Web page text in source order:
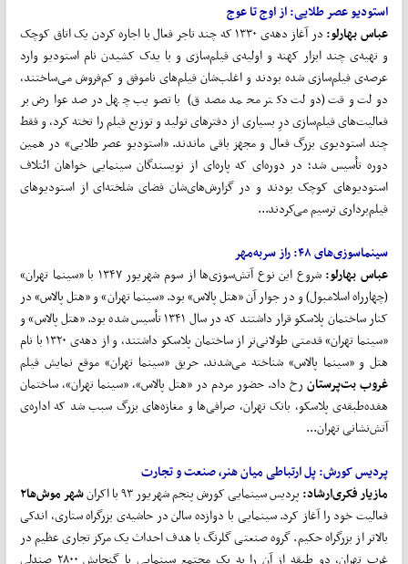
استودیو عصر طلایی: از اوج تا عوج
عباس بهارلو:
در آغاز دهه‌ی ۱۳۳۰ که چند تاجر فعال با اجاره کردن یک اتاق کوچک
و تهیه‌ی چند ابزار کهنه و اولیه‌ی فیلم‌سازی و با یدک کشیدن نام استودیو وارد
عرصه‌ی فیلم‌سازی شده بودند و اغلب‌شان فیلم‌های ناموفق و کم‌فروش می‌ساختند،
دولت وقت (دولت دکتر محمد مصدق) با تصویب چهل درصد عوارض بر
فعالیت‌های فیلم‌سازی درِ بسیاری از دفترهای تولید و توزیع فیلم را تخته کرد، و فقط
چند استودیوی بزرگ فعال و مجهز باقی ماندند. «استودیو عصر طلایی» در همین
دوره تأسیس شد؛ در دوره‌ای که پاره‌ای از نویسندگان سینمایی خواهان ائتلاف
استودیوهای کوچک بودند و در گزارش‌های‌شان فضای شلخته‌ای از استودیوهای
فیلم‌برداری ترسیم می‌کردند...
سینماسوزی‌های ۴۸: راز سربه‌مهر
عباس بهارلو:
شروع این نوع آتش‌سوزی‌ها از سوم شهریور ۱۳۴۷ با «سینما تهران»
(چهارراه اسلامبول) و در جوار آن «هتل پالاس» بود. «سینما تهران» و «هتل پالاس» در
کنار ساختمان پلاسکو قرار داشتند که در سال ۱۳۴۱ تأسیس شده بود. «هتل پالاس» و
«سینما تهران» قدمتی طولانی‌تر از ساختمان پلاسکو داشتند، و از دهه‌ی ۱۳۲۰ با نام
هتل و «سینما پالاس» شناخته می‌شدند. حریق «سینما تهران» موقع نمایش فیلم
غروب بتپرستانرخ داد. حضور مردم در «هتل پالاس»، «سینما تهران»، ساختمان
هفده‌طبقه‌ی پلاسکو، بانک تهران، صرافی‌ها و مغازه‌های بزرگ سبب شد که اداره‌ی
آتش‌نشانی تهران...
پردیس کورش: پل ارتباطی میان هنر، صنعت و تجارت
مازیار فکری‌ارشاد:پردیس سینمایی کورش پنجم شهریور ۹۳ با اکران شهر موشها۲
فعالیت خود را آغاز کرد. سینمایی با دوازده سالن در حاشیه‌ی بزرگراه ستاری، اندکی
بالاتر از بزرگراه حکیم. گروه صنعتی گلرنگ با هدف احداث یک مرکز تجاری عظیم در
غرب تهران، دو طبقه از آن را به یک مجتمع سینمایی با گنجایش ۲۸۰۰ صندلی